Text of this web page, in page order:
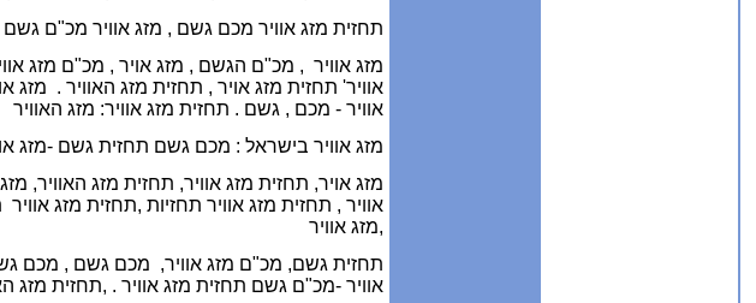
תחזית מזג אוויר מכם גשם , מזג אוויר מכ"ם גשם
מזג אוויר , מכ"ם הגשם , מזג אויר , מכ"ם מזג
אוויר' תחזית מזג אויר , תחזית מזג האוויר .
אוויר - מכם , גשם . תחזית מזג אוויר: מזג האוויר
מזג אוויר בישראל : מכם גשם תחזית גשם -מזג
מזג אויר, תחזית מזג אוויר, תחזית מזג האוויר,
אוויר , תחזית מזג אוויר תחזיות ,תחזית מזג
,מזג אוויר
תחזית גשם, מכ"ם מזג אוויר, מכם גשם , מכם
אוויר -מכ"ם גשם תחזית מזג אוויר . ,תחזית מזג